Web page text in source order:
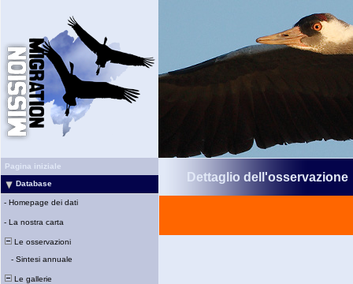
Pagina iniziale
Database
- Homepage dei dati
- La nostra carta
Le osservazioni
- Sintesi annuale
Le gallerie
Dettaglio dell'osservazione